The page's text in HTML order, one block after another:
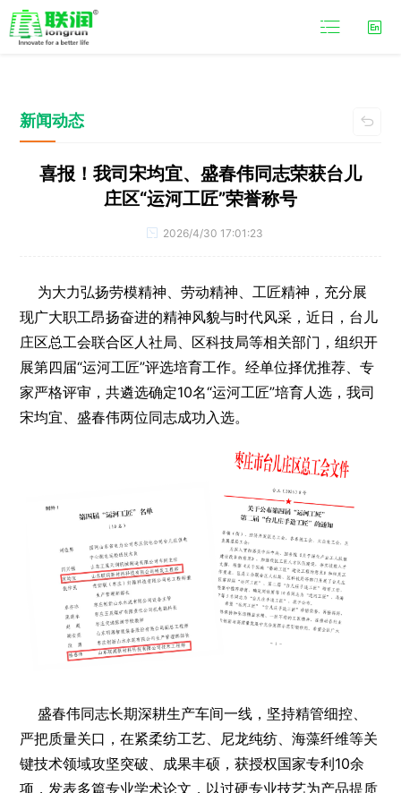

新闻动态 
喜报！我司宋均宜、盛春伟同志荣获台儿
庄区“运河工匠”荣誉称号
 2026/4/30 17:01:23
为大力弘扬劳模精神、劳动精神、工匠精神，充分展
现广大职工昂扬奋进的精神风貌与时代风采，近日，台儿
庄区总工会联合区人社局、区科技局等相关部门，组织开
展第四届“运河工匠”评选培育工作。经单位择优推荐、专
家严格评审，共遴选确定10名“运河工匠”培育人选，我司
宋均宜、盛春伟两位同志成功入选。
盛春伟同志长期深耕生产车间一线，坚持精管细控、
严把质量关口，在紧柔纺工艺、尼龙纯纺、海藻纤维等关
键技术领域攻坚突破、成果丰硕，获授权国家专利10余
项，发表多篇专业学术论文，以过硬专业技艺为产品提质